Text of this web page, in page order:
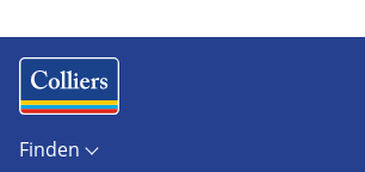
Finden